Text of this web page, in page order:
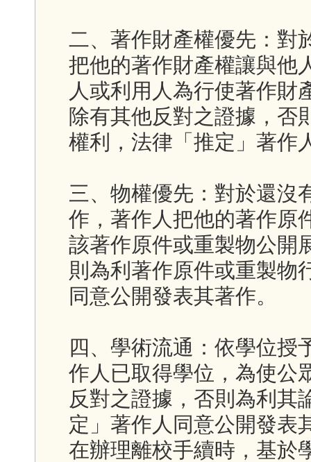
二、著作財產權優先：對
把他的著作財產權讓與他
人或利用人為行使著作財
除有其他反對之證據，否
權利，法律「推定」著作
三、物權優先：對於還沒
作，著作人把他的著作原
該著作原件或重製物公開
則為利著作原件或重製物
同意公開發表其著作。
四、學術流通：依學位授
作人已取得學位，為使公
反對之證據，否則為利其
定」著作人同意公開發表
在辦理離校手續時，基於